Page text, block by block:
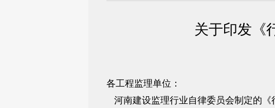
关于印发《
各工程监理单位：
河南建设监理行业自律委员会制定的